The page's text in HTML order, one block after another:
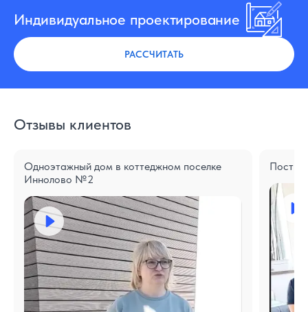
Индивидуальное проектирование
РАССЧИТАТЬ
Отзывы клиентов
Одноэтажный дом в коттеджном поселке
Иннолово №2